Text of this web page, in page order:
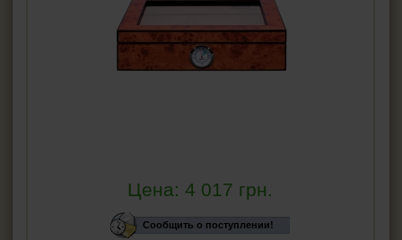
Цена:4 017 грн.
Сообщить о поступлении!